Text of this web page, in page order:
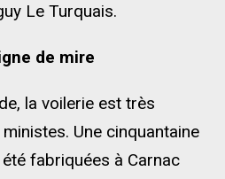
Le Turquais.
de mire
la voilerie est très
Une cinquantaine
fabriquées à Carnac